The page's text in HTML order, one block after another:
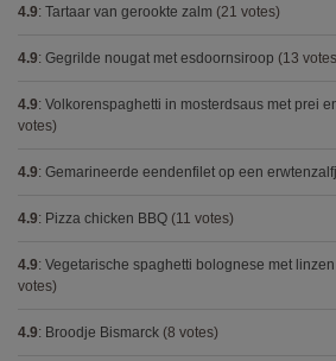
4.9: Tartaar van gerookte zalm (21 votes)
4.9: Gegrilde nougat met esdoornsiroop (13
4.9: Volkorenspaghetti in mosterdsaus met prei
votes)
4.9: Gemarineerde eendenfilet op een
4.9: Pizza chicken BBQ (11 votes)
4.9: Vegetarische spaghetti bolognese met
votes)
4.9: Broodje Bismarck (8 votes)